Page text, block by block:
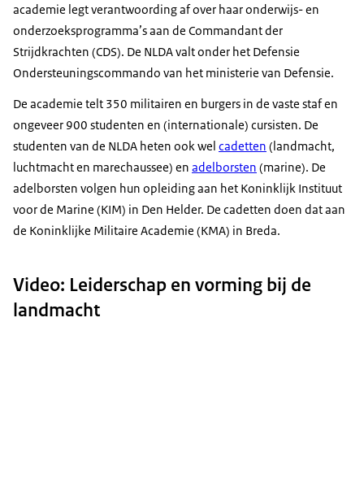
academie legt verantwoording af over haar onderwijs- en
onderzoeksprogramma’s aan de Commandant der
Strijdkrachten (CDS). De NLDA valt onder het Defensie
Ondersteuningscommando van het ministerie van Defensie.
De academie telt 350 militairen en burgers in de vaste staf en
ongeveer 900 studenten en (internationale) cursisten. De
studenten van de NLDA heten ook wel cadetten (landmacht,
luchtmacht en marechaussee) en adelborsten (marine). De
adelborsten volgen hun opleiding aan het Koninklijk Instituut
voor de Marine (KIM) in Den Helder. De cadetten doen dat aan
de Koninklijke Militaire Academie (KMA) in Breda.
Video: Leiderschap en vorming bij de
landmacht